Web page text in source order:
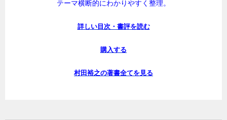
「高齢期の親に関わる諸問題」の
テーマ横断的にわかりやすく整理。
詳しい目次・書評を読む
購入する